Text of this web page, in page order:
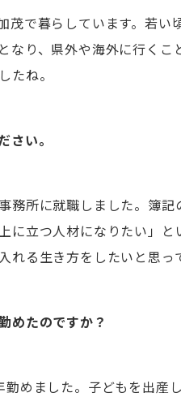
茂で暮らしています。若
なり、県外や海外に行く
たね。
い。
務所に就職しました。簿
に立つ人材になりたい」
れる生き方をしたいと思っ
めたのですか？
勤めました。子どもを出産